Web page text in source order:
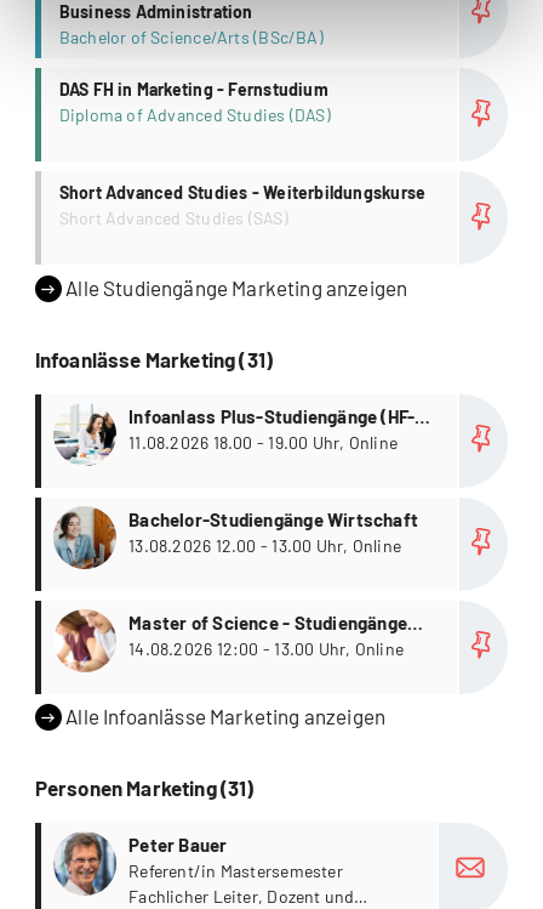
Business Administration
Bachelor of Science/Arts (BSc/BA)
DAS FH in Marketing - Fernstudium
Diploma of Advanced Studies (DAS)
Short Advanced Studies - Weiterbildungskurse
Short Advanced Studies (SAS)
Alle Studiengänge Marketing anzeigen
Infoanlässe Marketing (31)
Infoanlass Plus-Studiengänge (HF-
Abschluss plus Bachelor of Science)
11.08.2026 18.00 - 19.00 Uhr, Online
Bachelor-Studiengänge Wirtschaft
13.08.2026 12.00 - 13.00 Uhr, Online
Master of Science - Studiengänge
Wirtschaft
14.08.2026 12:00 - 13.00 Uhr, Online
Alle Infoanlässe Marketing anzeigen
Personen Marketing (31)
Peter Bauer
Referent/in Mastersemester
Fachlicher Leiter, Dozent und